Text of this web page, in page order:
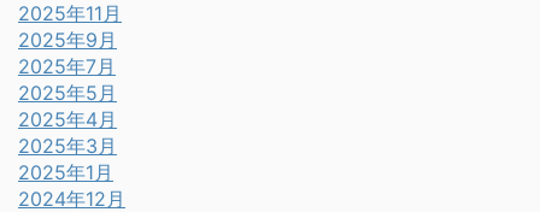
2025年11月
2025年9月
2025年7月
2025年5月
2025年4月
2025年3月
2025年1月
2024年12月